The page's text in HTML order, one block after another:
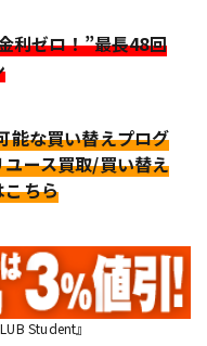
利ゼロ！”最長48回
能な買い替えプログ
ース買取/買い替え
こちら
Student』